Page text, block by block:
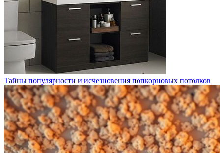
Тайны популярности и исчезновения попкорновых потолков